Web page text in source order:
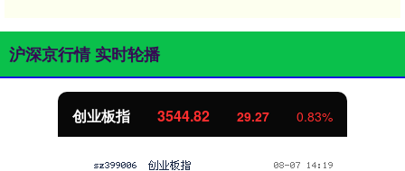
沪深京行情 实时轮播
创业板指 3544.82 29.27 0.83%